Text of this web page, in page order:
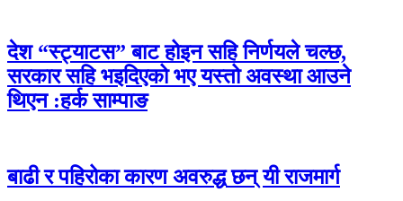
देश “स्ट्याटस” बाट होइन सहि निर्णयले चल्छ,
सरकार सहि भइदिएको भए यस्तो अवस्था आउने
थिएन :हर्क साम्पाङ
बाढी र पहिरोका कारण अवरुद्ध छन् यी राजमार्ग